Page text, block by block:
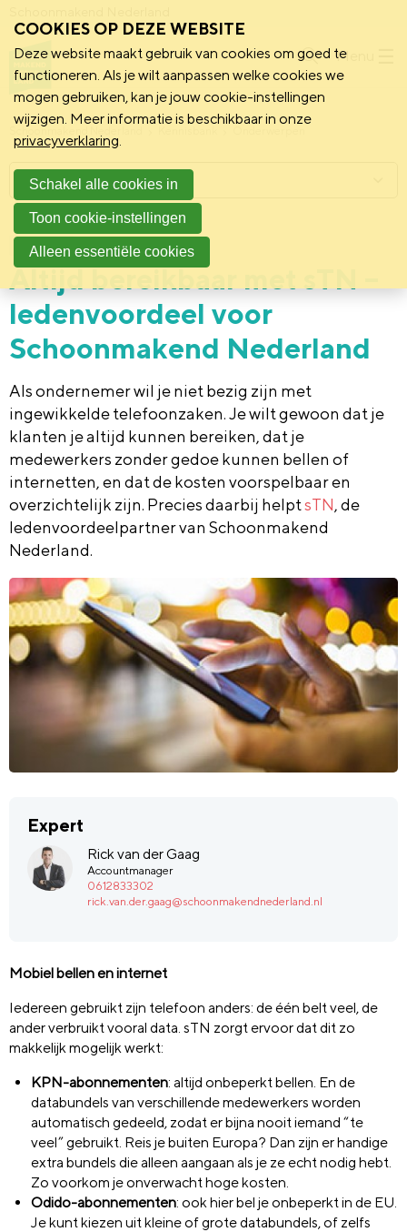
Menu
Schoonmakend Nederland
Vereniging 17 september 2025
Altijd bereikbaar met sTN –
ledenvoordeel voor
Schoonmakend Nederland
Als ondernemer wil je niet bezig zijn met
ingewikkelde telefoonzaken. Je wilt gewoon dat je
klanten je altijd kunnen bereiken, dat je
medewerkers zonder gedoe kunnen bellen of
internetten, en dat de kosten voorspelbaar en
overzichtelijk zijn. Precies daarbij helptsTN, de
ledenvoordeelpartner van Schoonmakend
Nederland.
Expert
Rick van der Gaag
Accountmanager
0612833302
rick.van.der.gaag@schoonmakendnederland.nl
Mobiel bellen en internet
Iedereen gebruikt zijn telefoon anders: de één belt veel, de
ander verbruikt vooral data. sTN zorgt ervoor dat dit zo
makkelijk mogelijk werkt:
KPN-abonnementen: altijd onbeperkt bellen. En de
databundels van verschillende medewerkers worden
automatisch gedeeld, zodat er bijna nooit iemand “te
veel” gebruikt. Reis je buiten Europa? Dan zijn er handige
extra bundels die alleen aangaan als je ze echt nodig hebt.
Zo voorkom je onverwacht hoge kosten.
Odido-abonnementen: ook hier bel je onbeperkt in de EU.
Je kunt kiezen uit kleine of grote databundels, of zelfs
Menu
COOKIES OP DEZE WEBSITE
Deze website maakt gebruik van cookies om goed te
functioneren. Als je wilt aanpassen welke cookies we
mogen gebruiken, kan je jouw cookie-instellingen
wijzigen. Meer informatie is beschikbaar in onze
privacyverklaring.
Schakel alle cookies in
Toon cookie-instellingen
Alleen essentiële cookies